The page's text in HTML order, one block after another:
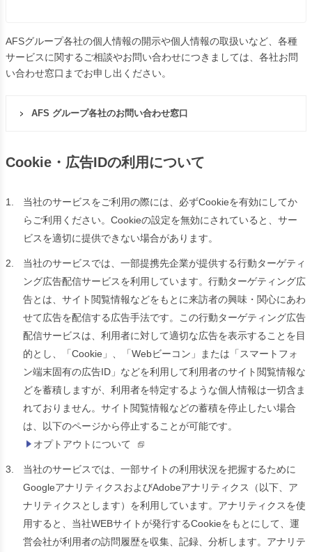
AFSグループ各社の個人情報の開示や個人情報の取扱いなど、各種
サービスに関するご相談やお問い合わせにつきましては、各社お問
い合わせ窓口までお申し出ください。
AFS グループ各社のお問い合わせ窓口
Cookie・広告IDの利用について
1.
当社のサービスをご利用の際には、必ずCookieを有効にしてか
らご利用ください。Cookieの設定を無効にされていると、サー
ビスを適切に提供できない場合があります。
2.
当社のサービスでは、一部提携先企業が提供する行動ターゲティ
ング広告配信サービスを利用しています。行動ターゲティング広
告とは、サイト閲覧情報などをもとに来訪者の興味・関心にあわ
せて広告を配信する広告手法です。この行動ターゲティング広告
配信サービスは、利用者に対して適切な広告を表示することを目
的とし、「Cookie」、「Webビーコン」または「スマートフォ
ン端末固有の広告ID」などを利用して利用者のサイト閲覧情報な
どを蓄積しますが、利用者を特定するような個人情報は一切含ま
れておりません。サイト閲覧情報などの蓄積を停止したい場合
は、以下のページから停止することが可能です。
オプトアウトについて
3.
当社のサービスでは、一部サイトの利用状況を把握するために
GoogleアナリティクスおよびAdobeアナリティクス（以下、ア
ナリティクスとします）を利用しています。アナリティクスを使
用すると、当社WEBサイトが発行するCookieをもとにして、運
営会社が利用者の訪問履歴を収集、記録、分析します。アナリテ